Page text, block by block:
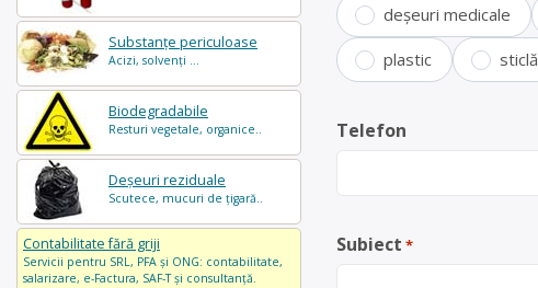
Substanțe periculoase
Acizi, solvenți ...
Biodegradabile
Resturi vegetale, organice..
Deșeuri reziduale
Scutece, mucuri de țigară..
Contabilitate fără griji
Servicii pentru SRL, PFA și ONG: contabilitate,
salarizare, e-Factura, SAF-T și consultanță.
deșeuri medicale
plastic sticlă
Telefon
Subiect *